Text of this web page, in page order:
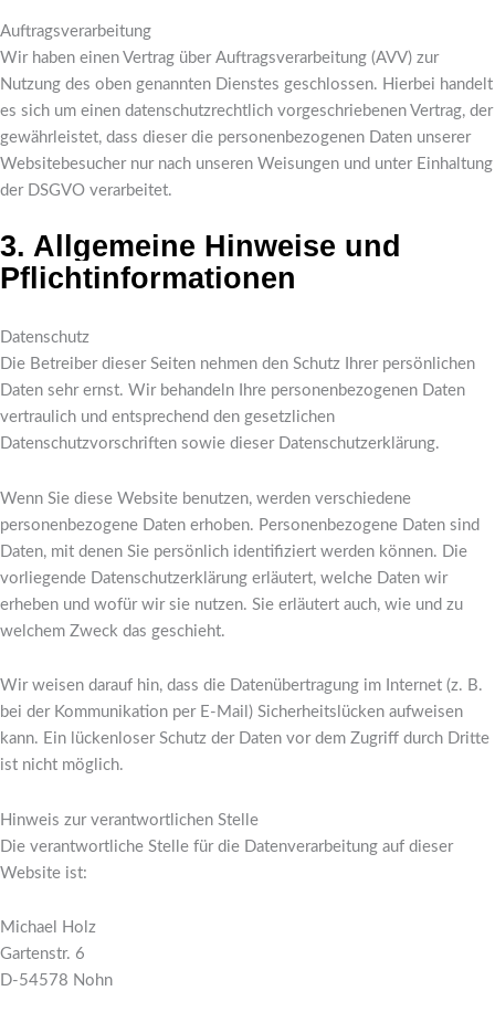
Auftragsverarbeitung
Wir haben einen Vertrag über Auftragsverarbeitung (AVV) zur
Nutzung des oben genannten Dienstes geschlossen. Hierbei handelt
es sich um einen datenschutzrechtlich vorgeschriebenen Vertrag, der
gewährleistet, dass dieser die personenbezogenen Daten unserer
Websitebesucher nur nach unseren Weisungen und unter Einhaltung
der DSGVO verarbeitet.
3. Allgemeine Hinweise und
Pflicht­informationen
Datenschutz
Die Betreiber dieser Seiten nehmen den Schutz Ihrer persönlichen
Daten sehr ernst. Wir behandeln Ihre personenbezogenen Daten
vertraulich und entsprechend den gesetzlichen
Datenschutzvorschriften sowie dieser Datenschutzerklärung.
Wenn Sie diese Website benutzen, werden verschiedene
personenbezogene Daten erhoben. Personenbezogene Daten sind
Daten, mit denen Sie persönlich identifiziert werden können. Die
vorliegende Datenschutzerklärung erläutert, welche Daten wir
erheben und wofür wir sie nutzen. Sie erläutert auch, wie und zu
welchem Zweck das geschieht.
Wir weisen darauf hin, dass die Datenübertragung im Internet (z. B.
bei der Kommunikation per E-Mail) Sicherheitslücken aufweisen
kann. Ein lückenloser Schutz der Daten vor dem Zugriff durch Dritte
ist nicht möglich.
Hinweis zur verantwortlichen Stelle
Die verantwortliche Stelle für die Datenverarbeitung auf dieser
Website ist:
Michael Holz
Gartenstr. 6
D-54578 Nohn